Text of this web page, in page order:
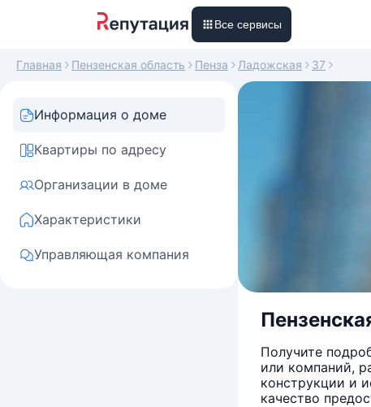
Все сервисы
Главная Пензенская область Пенза Ладожская 37
Информация о доме
Квартиры по адресу
Организации в доме
Характеристики
Управляющая компания
Получите
или компаний,
конструкции и
качество